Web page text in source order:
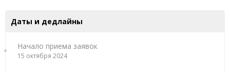
Даты и дедлайны
Начало приема заявок
15 октября 2024